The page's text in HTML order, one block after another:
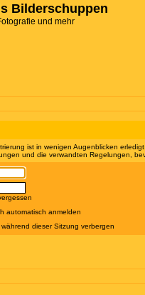
Bilderschuppen
und mehr
ist in wenigen Augenblicken
und die verwandten Regelungen,
automatisch anmelden
dieser Sitzung verbergen